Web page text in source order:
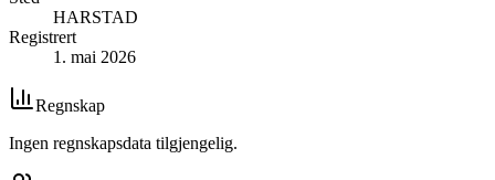
HARSTAD
Registrert
1. mai 2026
Regnskap
Ingen regnskapsdata tilgjengelig.